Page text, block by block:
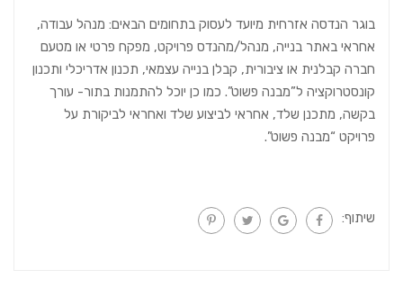
בוגר הנדסה אזרחית מיועד לעסוק בתחומים הבאים: מנהל עבודה,
אחראי באתר בנייה, מנהל/מהנדס פרויקט, מפקח פרטי או מטעם
חברה קבלנית או ציבורית, קבלן בנייה עצמאי, תכנון אדריכלי ותכנון
קונסטרוקציה ל”מבנה פשוט”. כמו כן יוכל להתמנות בתור- עורך
בקשה, מתכנן שלד, אחראי לביצוע שלד ואחראי לביקורת על
פרויקט “מבנה פשוט”.
שיתוף: